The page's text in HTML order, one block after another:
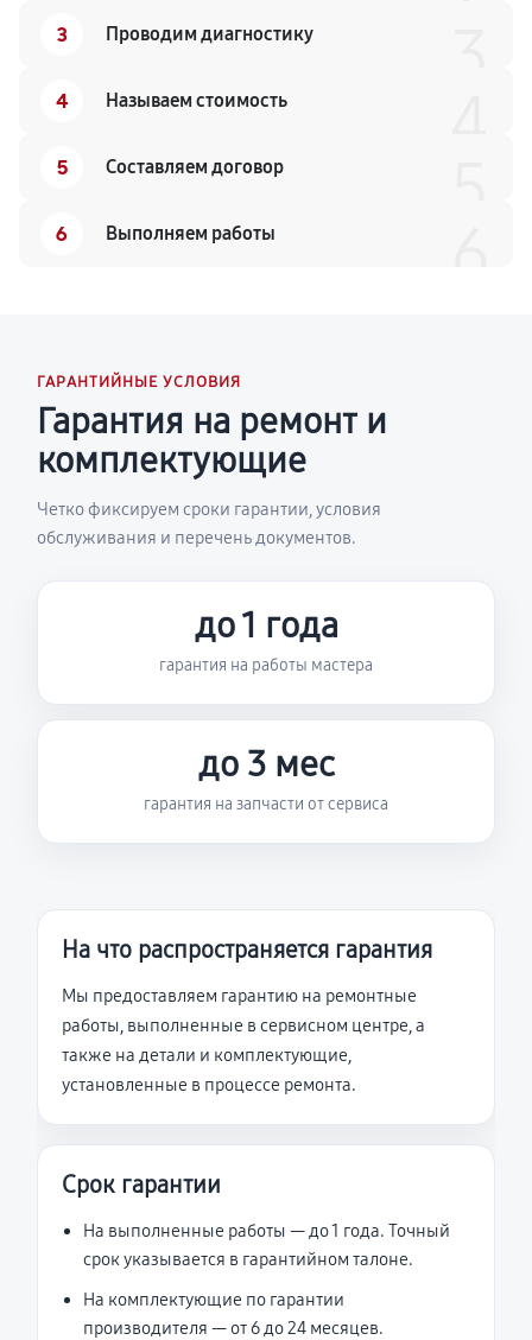
3 Проводим диагностику
4 Называем стоимость
5 Составляем договор
6 Выполняем работы
ГАРАНТИЙНЫЕ УСЛОВИЯ
Гарантия на ремонт и
комплектующие
Четко фиксируем сроки гарантии, условия
обслуживания и перечень документов.
до 1 года
гарантия на работы мастера
до 3 мес
гарантия на запчасти от сервиса
На что распространяется гарантия
Мы предоставляем гарантию на ремонтные
работы, выполненные в сервисном центре, а
также на детали и комплектующие,
установленные в процессе ремонта.
Срок гарантии
На выполненные работы — до 1 года. Точный
срок указывается в гарантийном талоне.
На комплектующие по гарантии
производителя — от 6 до 24 месяцев.